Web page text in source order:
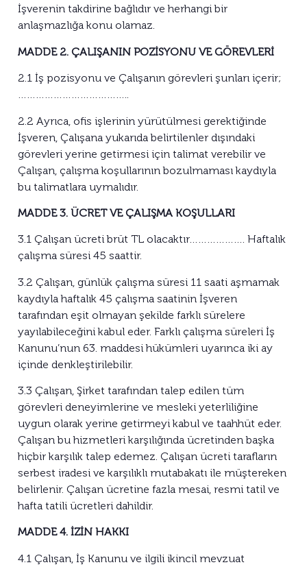
İşverenin takdirine bağlıdır ve herhangi bir
anlaşmazlığa konu olamaz.
MADDE 2. ÇALIŞANIN POZİSYONU VE GÖREVLERİ
2.1 İş pozisyonu ve Çalışanın görevleri şunları içerir;
………………………………..
2.2 Ayrıca, ofis işlerinin yürütülmesi gerektiğinde
İşveren, Çalışana yukarıda belirtilenler dışındaki
görevleri yerine getirmesi için talimat verebilir ve
Çalışan, çalışma koşullarının bozulmaması kaydıyla
bu talimatlara uymalıdır.
MADDE 3. ÜCRET VE ÇALIŞMA KOŞULLARI
3.1 Çalışan ücreti brüt TL olacaktır………………. Haftalık
çalışma süresi 45 saattir.
3.2 Çalışan, günlük çalışma süresi 11 saati aşmamak
kaydıyla haftalık 45 çalışma saatinin İşveren
tarafından eşit olmayan şekilde farklı sürelere
yayılabileceğini kabul eder. Farklı çalışma süreleri İş
Kanunu’nun 63. maddesi hükümleri uyarınca iki ay
içinde denkleştirilebilir.
3.3 Çalışan, Şirket tarafından talep edilen tüm
görevleri deneyimlerine ve mesleki yeterliliğine
uygun olarak yerine getirmeyi kabul ve taahhüt eder.
Çalışan bu hizmetleri karşılığında ücretinden başka
hiçbir karşılık talep edemez. Çalışan ücreti tarafların
serbest iradesi ve karşılıklı mutabakatı ile müştereken
belirlenir. Çalışan ücretine fazla mesai, resmi tatil ve
hafta tatili ücretleri dahildir.
MADDE 4. İZİN HAKKI
4.1 Çalışan, İş Kanunu ve ilgili ikincil mevzuat